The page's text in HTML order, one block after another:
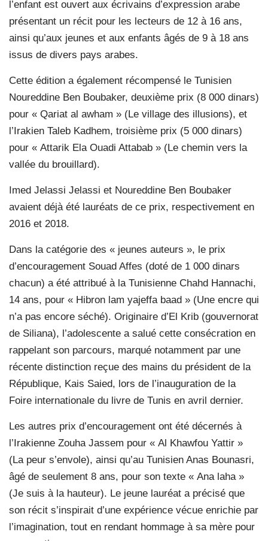
l’enfant est ouvert aux écrivains d’expression arabe
présentant un récit pour les lecteurs de 12 à 16 ans,
ainsi qu’aux jeunes et aux enfants âgés de 9 à 18 ans
issus de divers pays arabes.
Cette édition a également récompensé le Tunisien
Noureddine Ben Boubaker, deuxième prix (8 000 dinars)
pour « Qariat al awham » (Le village des illusions), et
l’Irakien Taleb Kadhem, troisième prix (5 000 dinars)
pour « Attarik Ela Ouadi Attabab » (Le chemin vers la
vallée du brouillard).
Imed Jelassi Jelassi et Noureddine Ben Boubaker
avaient déjà été lauréats de ce prix, respectivement en
2016 et 2018.
Dans la catégorie des « jeunes auteurs », le prix
d’encouragement Souad Affes (doté de 1 000 dinars
chacun) a été attribué à la Tunisienne Chahd Hannachi,
14 ans, pour « Hibron lam yajeffa baad » (Une encre qui
n’a pas encore séché). Originaire d’El Krib (gouvernorat
de Siliana), l’adolescente a salué cette consécration en
rappelant son parcours, marqué notamment par une
récente distinction reçue des mains du président de la
République, Kais Saied, lors de l’inauguration de la
Foire internationale du livre de Tunis en avril dernier.
Les autres prix d’encouragement ont été décernés à
l’Irakienne Zouha Jassem pour « Al Khawfou Yattir »
(La peur s’envole), ainsi qu’au Tunisien Anas Bounasri,
âgé de seulement 8 ans, pour son texte « Ana laha »
(Je suis à la hauteur). Le jeune lauréat a précisé que
son récit s’inspirait d’une expérience vécue enrichie par
l’imagination, tout en rendant hommage à sa mère pour